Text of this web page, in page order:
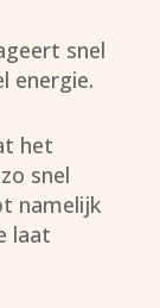
snel
energie.
het
snel
namelijk
laat